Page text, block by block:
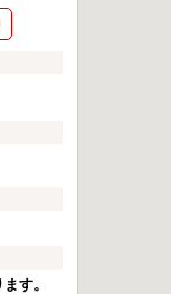
す。